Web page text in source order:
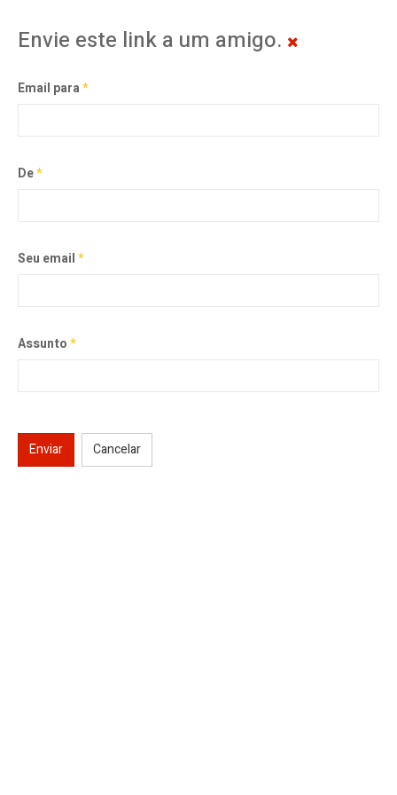
Envie este link a um amigo.
Email para*
De*
Seu email*
Assunto*
Enviar Cancelar